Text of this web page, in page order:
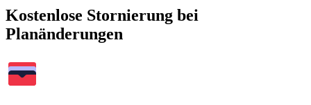
Kostenlose Stornierung bei
Planänderungen